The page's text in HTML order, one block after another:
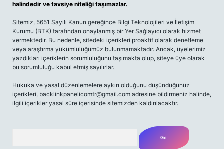
halindedir ve tavsiye niteliği taşımazlar.
Sitemiz, 5651 Sayılı Kanun gereğince Bilgi Teknolojileri ve İletişim
Kurumu (BTK) tarafından onaylanmış bir Yer Sağlayıcı olarak hizmet
vermektedir. Bu nedenle, sitedeki içerikleri proaktif olarak denetleme
veya araştırma yükümlülüğümüz bulunmamaktadır. Ancak, üyelerimiz
yazdıkları içeriklerin sorumluluğunu taşımakta olup, siteye üye olarak
bu sorumluluğu kabul etmiş sayılırlar.
Hukuka ve yasal düzenlemelere aykırı olduğunu düşündüğünüz
içerikleri, backlinkpanelicomtr@gmail.com adresine bildirmeniz halinde,
ilgili içerikler yasal süre içerisinde sitemizden kaldırılacaktır.